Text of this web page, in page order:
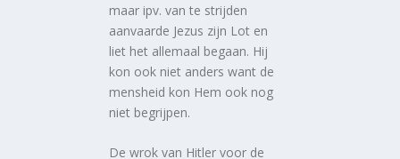
maar ipv. van te strijden
aanvaarde Jezus zijn Lot en
liet het allemaal begaan. Hij
kon ook niet anders want de
mensheid kon Hem ook nog
niet begrijpen.
De wrok van Hitler voor de